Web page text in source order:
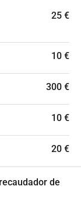
25 €
10 €
300 €
10 €
20 €
de